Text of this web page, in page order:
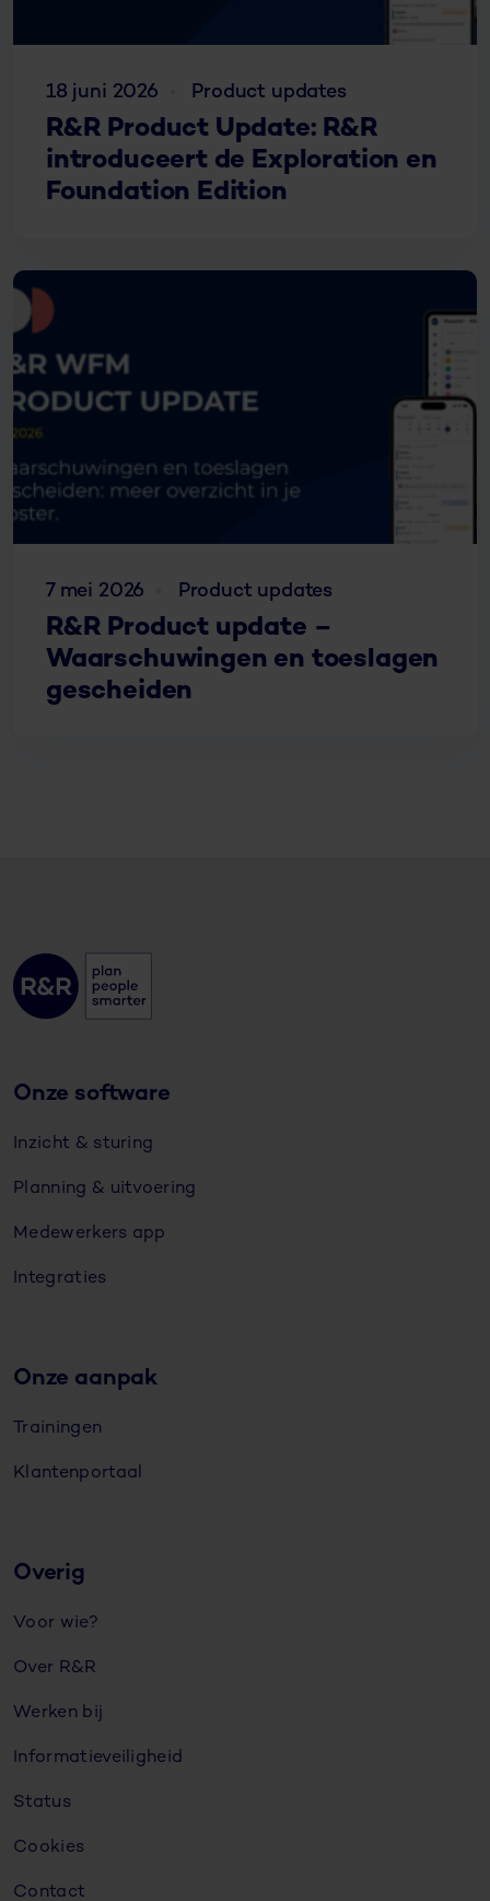
18 juni 2026 Product updates
R&R Product Update: R&R
introduceert de Exploration en
Foundation Edition
7 mei 2026 Product updates
R&R Product update –
Waarschuwingen en toeslagen
gescheiden
Onze software
Inzicht & sturing
Planning & uitvoering
Medewerkers app
Integraties
Onze aanpak
Trainingen
Klantenportaal
Overig
Voor wie?
Over R&R
Werken bij
Informatieveiligheid
Status
Cookies
Contact